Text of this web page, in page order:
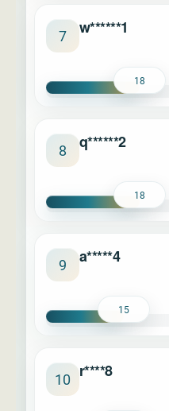
7 w******1
18
8 q******2
18
9 a*****4
15
10 r****8